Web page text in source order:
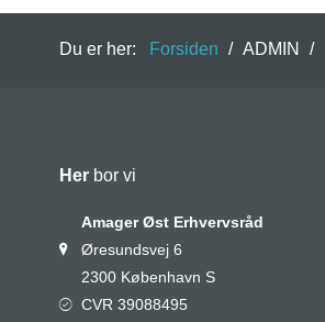
Du er her: Forsiden / ADMIN /
Her bor vi
Amager Øst Erhvervsråd
Øresundsvej 6
2300 København S
CVR 39088495